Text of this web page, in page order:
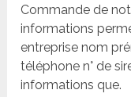
Commande de
informations
entreprise nom
téléphone n° de
informations que.